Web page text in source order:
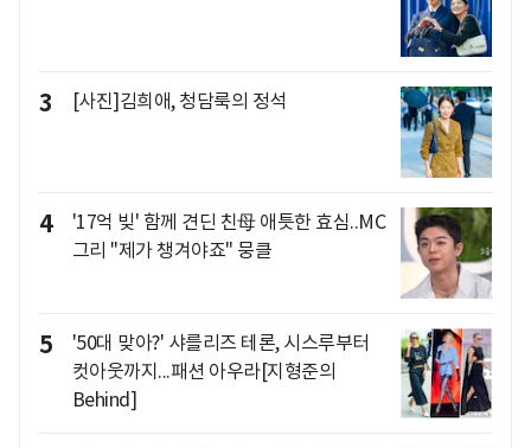
3 [사진]김희애, 청담룩의 정석
4
'17억 빚' 함께 견딘 친母 애틋한 효심..MC
그리 "제가 챙겨야죠" 뭉클
5
'50대 맞아?' 샤를리즈 테론, 시스루부터
컷아웃까지...패션 아우라[지형준의
Behind]